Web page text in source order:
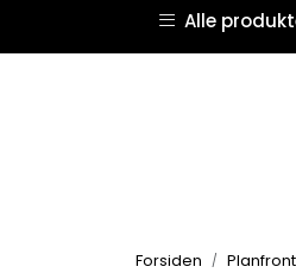
Skip to main contentAlle
Forsiden